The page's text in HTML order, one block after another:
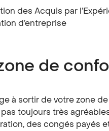
des Acquis par
d’entreprise
de
à sortir de votre zone
toujours très
des congés payés